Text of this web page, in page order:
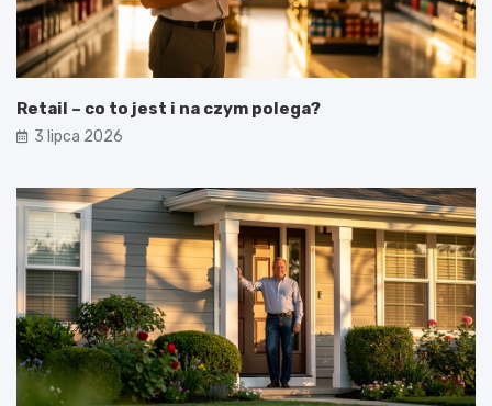
Retail – co to jest i na czym polega?
3 lipca 2026